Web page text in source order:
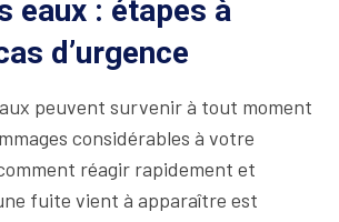
eaux : étapes à
d’urgence
peuvent survenir à tout moment
considérables à votre
réagir rapidement et
fuite vient à apparaître est